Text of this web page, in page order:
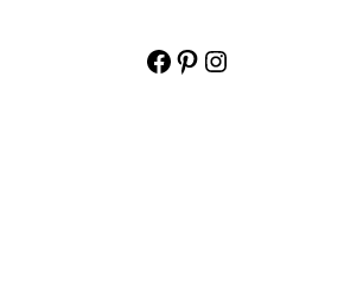
Facebook
Pinterest
Instagram